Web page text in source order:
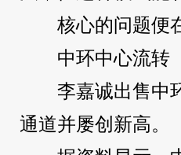
核心的问题便
中环中心流转
李嘉诚出售中
通道并屡创新高。